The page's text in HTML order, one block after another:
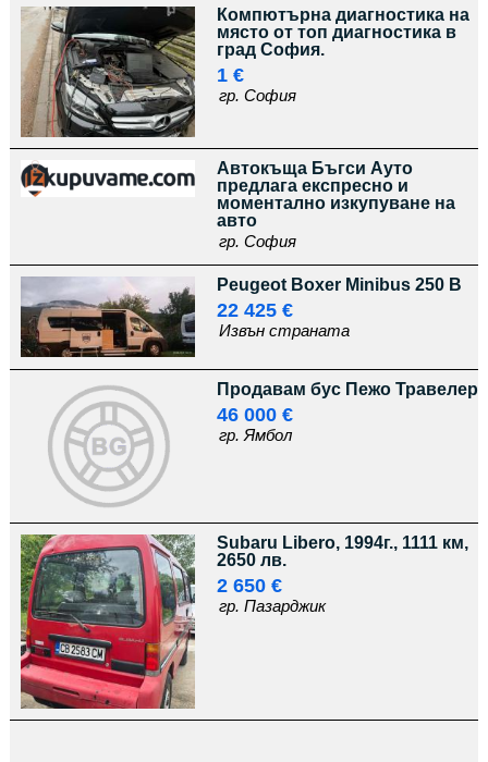
Компютърна диагностика на
място от топ диагностика в
град София.
1 €
гр. София
Автокъща Бъгси Ауто
предлага експресно и
моментално изкупуване на
авто
гр. София
Peugeot Boxer Minibus 250 B
22 425 €
Извън страната
Продавам бус Пежо Травелер
46 000 €
гр. Ямбол
Subaru Libero, 1994г., 1111 км,
2650 лв.
2 650 €
гр. Пазарджик